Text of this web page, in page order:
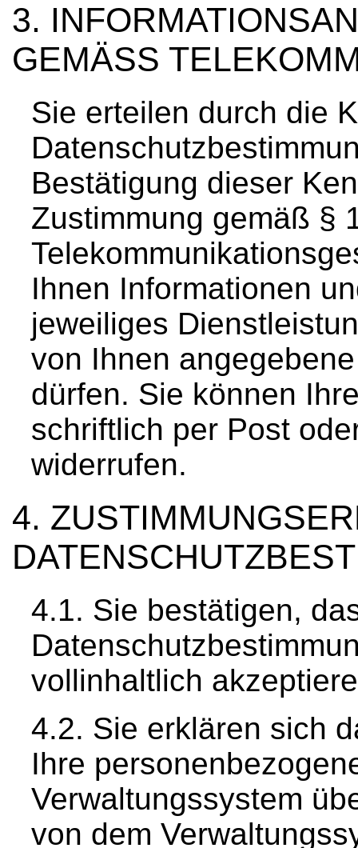
GEMÄSS
Sie erteilen durch die
Bestätigung dieser
Zustimmung gemäß §
Ihnen Informationen
jeweiliges
von Ihnen
dürfen. Sie können
schriftlich per Post
widerrufen.
Sie bestätigen,
vollinhaltlich
Sie erklären sich
Ihre
Verwaltungssystem
von dem